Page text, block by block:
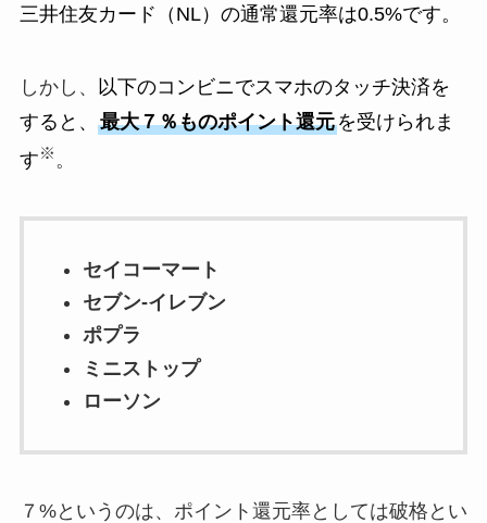
三井住友カード（NL）の通常還元率は0.5%です。
しかし、 以下のコンビニでスマホのタッチ決済を
すると、 最大７％ものポイント還元を受けられま
す※。
セイコーマート
セブン‐イレブン
ポプラ
ミニストップ
ローソン
７%というのは、ポイント還元率としては破格とい